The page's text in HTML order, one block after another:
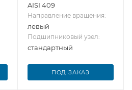
AISI 409
Направление вращения:
левый
Подшипниковый узел:
стандартный
ПОД ЗАКАЗ